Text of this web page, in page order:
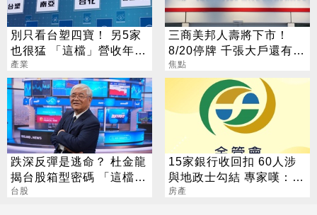
別只看台塑四寶！ 另5家
也很猛 「這檔」營收年增
衝7倍
產業
三商美邦人壽將下市！
8/20停牌 千張大戶還有
252人
焦點
跌深反彈是逃命？ 杜金龍
揭台股箱型密碼 「這檔」
手腳要快
台股
15家銀行收回扣 60人涉
與地政士勾結 專家嘆：徹
查恐血流成河
房產